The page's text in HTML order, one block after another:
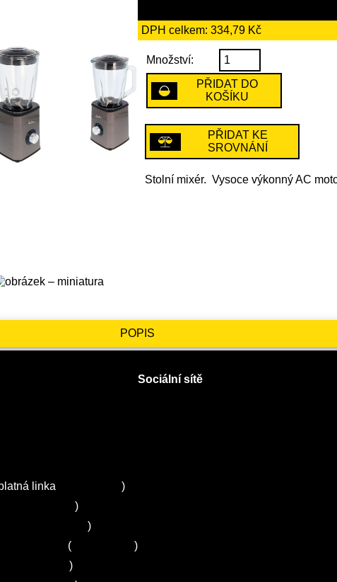
DPH celkem: 334,79 Kč
Množství:
PŘIDAT DO
KOŠÍKU
PŘIDAT KE
SROVNÁNÍ
Stolní mixér. Vysoce výkonný AC
POPIS
linka
)
)
)
(
)
)
Sociální sítě